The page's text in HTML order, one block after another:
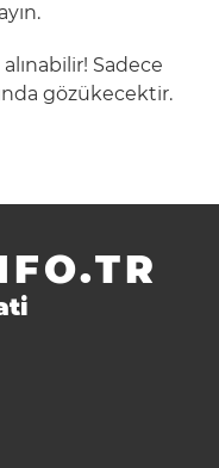
Sadece
gözükecektir.